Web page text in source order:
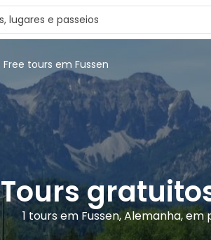
Free tours em Fussen
Tours
1 tours em Fussen, Alemanha,